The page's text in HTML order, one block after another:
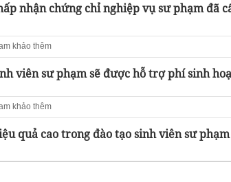
nhận chứng chỉ nghiệp vụ sư phạm đã
khảo thêm
viên sư phạm sẽ được hỗ trợ phí sinh
khảo thêm
quả cao trong đào tạo sinh viên sư